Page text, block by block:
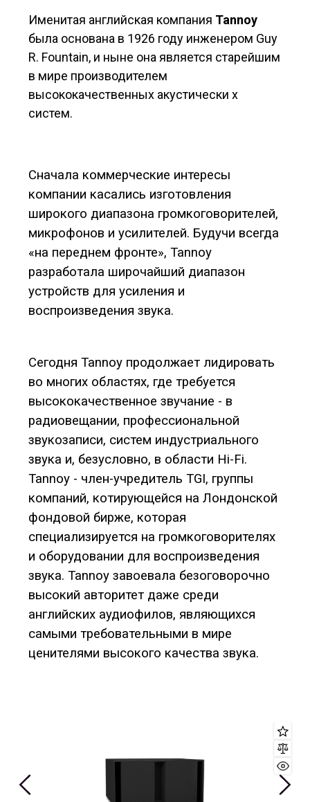
Именитая английская компания Tannoy
была основана в 1926 году инженером Guy
R. Fountain, и ныне она является старейшим
в мире производителем
высококачественных акустически х
систем.
Сначала коммерческие интересы
компании касались изготовления
широкого диапазона громкоговорителей,
микрофонов и усилителей. Будучи всегда
«на переднем фронте», Tannoy
разработала широчайший диапазон
устройств для усиления и
воспроизведения звука.
Сегодня Tannoy продолжает лидировать
во многих областях, где требуется
высококачественное звучание - в
радиовещании, профессиональной
звукозаписи, систем индустриального
звука и, безусловно, в области Hi-Fi.
Tannoy - член-учредитель TGI, группы
компаний, котирующейся на Лондонской
фондовой бирже, которая
специализируется на громкоговорителях
и оборудовании для воспроизведения
звука. Tannoy завоевала безоговорочно
высокий авторитет даже среди
английских аудиофилов, являющихся
самыми требовательными в мире
ценителями высокого качества звука.